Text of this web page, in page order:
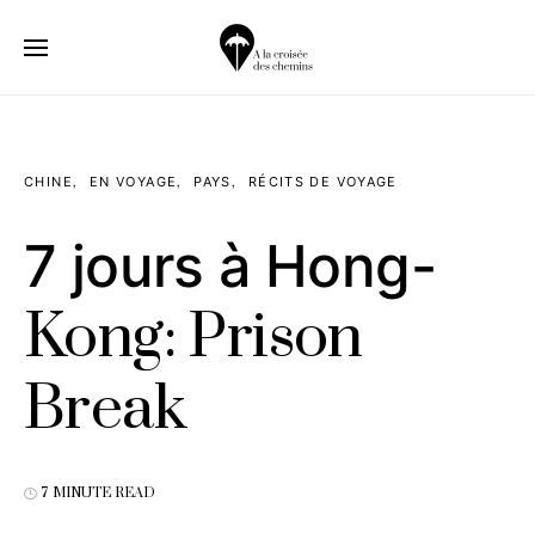
CHINE EN VOYAGE PAYS RÉCITS DE VOYAGE
7 jours à Hong-
Kong: Prison
Break
7 MINUTE READ